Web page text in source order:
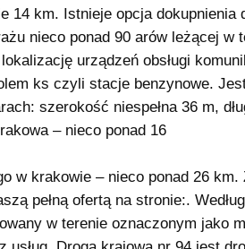
14 km. Istnieje opcja dokupnienia
nieco ponad 90 arów leżącej w
urządzeń obsługi
ks czyli stacje benzynowe.
szerokość niespełna 36 m,
– nieco ponad 16
w krakowie – nieco ponad 26
pełną ofertą na stronie:.
w terenie oznaczonym jako